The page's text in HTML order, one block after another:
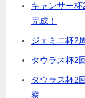
キャンサー
完成！
ジェミニ杯2
タウラス杯2
タウラス杯2
察